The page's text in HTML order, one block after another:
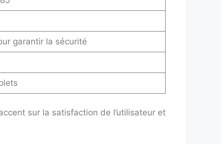
garantir la sécurité
sur la satisfaction de l’utilisateur et